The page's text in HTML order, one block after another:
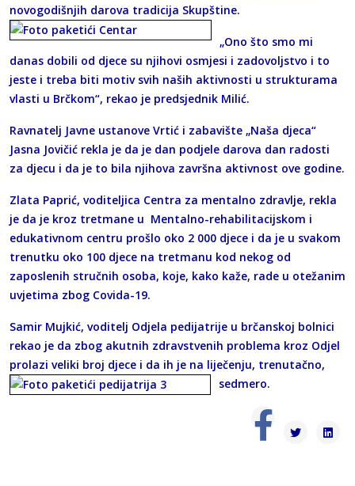
novogodišnjih darova tradicija Skupštine.
„Ono što smo mi
danas dobili od djece su njihovi osmjesi i zadovoljstvo i to
jeste i treba biti motiv svih naših aktivnosti u strukturama
vlasti u Brčkom“, rekao je predsjednik Milić.
Ravnatelj Javne ustanove Vrtić i zabavište „Naša djeca“
Jasna Jovičić rekla je da je dan podjele darova dan radosti
za djecu i da je to bila njihova završna aktivnost ove godine.
Zlata Paprić, voditeljica Centra za mentalno zdravlje, rekla
je da je kroz tretmane u Mentalno-rehabilitacijskom i
edukativnom centru prošlo oko 2 000 djece i da je u svakom
trenutku oko 100 djece na tretmanu kod nekog od
zaposlenih stručnih osoba, koje, kako kaže, rade u otežanim
uvjetima zbog Covida-19.
Samir Mujkić, voditelj Odjela pedijatrije u brčanskoj bolnici
rekao je da zbog akutnih zdravstvenih problema kroz Odjel
prolazi veliki broj djece i da ih je na liječenju, trenutačno,
sedmero.